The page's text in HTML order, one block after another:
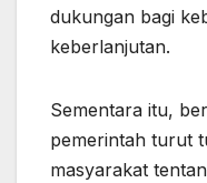
dukungan bagi
keberlanjutan.
Sementara itu,
pemerintah turut
masyarakat